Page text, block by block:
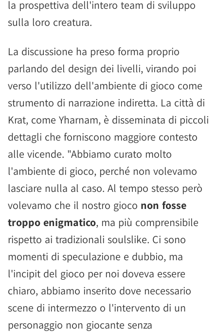
la prospettiva dell'intero team di sviluppo
sulla loro creatura.
La discussione ha preso forma proprio
parlando del design dei livelli, virando poi
verso l'utilizzo dell'ambiente di gioco come
strumento di narrazione indiretta. La città di
Krat, come Yharnam, è disseminata di piccoli
dettagli che forniscono maggiore contesto
alle vicende. "Abbiamo curato molto
l'ambiente di gioco, perché non volevamo
lasciare nulla al caso. Al tempo stesso però
volevamo che il nostro gioco non fosse
troppo enigmatico, ma più comprensibile
rispetto ai tradizionali soulslike. Ci sono
momenti di speculazione e dubbio, ma
l'incipit del gioco per noi doveva essere
chiaro, abbiamo inserito dove necessario
scene di intermezzo o l'intervento di un
personaggio non giocante senza